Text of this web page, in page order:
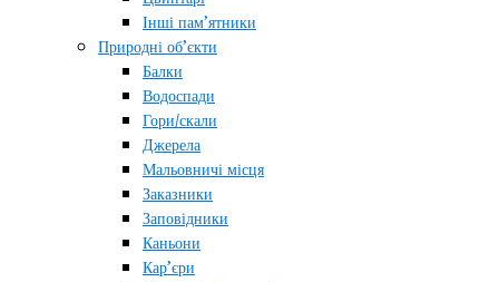
Інші пам’ятники
Природні об’єкти
Балки
Водоспади
Гори/скали
Джерела
Мальовничі місця
Заказники
Заповідники
Каньони
Кар’єри